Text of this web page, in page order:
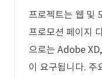
프로젝트는 웹 및
프로모션 페이지
으로는 Adobe
이 요구됩니다. 주